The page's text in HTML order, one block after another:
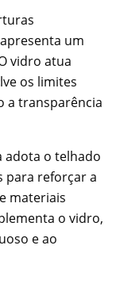
um
vidro atua
os limites
a transparência
adota o telhado
para reforçar a
materiais
o vidro,
e ao